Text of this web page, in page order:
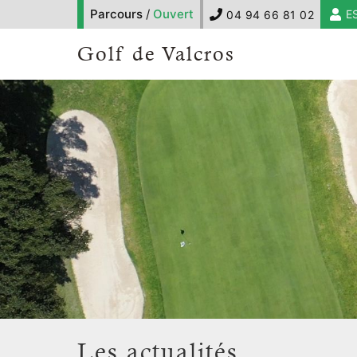
Parcours / Ouvert 04 94 66 81 02
Golf de Valcros